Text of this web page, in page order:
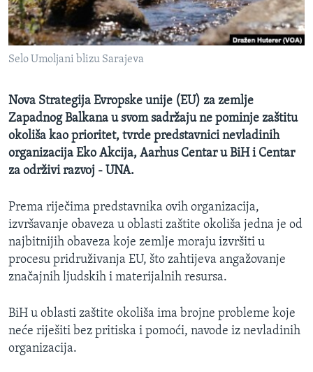
MAGAZIN
O GLASU AMERIKE
PRATITE NAS
Jezici
Selo Umoljani blizu Sarajeva
Nova Strategija Evropske unije (EU) za zemlje
Zapadnog Balkana u svom sadržaju ne pominje zaštitu
okoliša kao prioritet, tvrde predstavnici nevladinih
organizacija Eko Akcija, Aarhus Centar u BiH i Centar
za održivi razvoj - UNA.
Prema riječima predstavnika ovih organizacija,
izvršavanje obaveza u oblasti zaštite okoliša jedna je od
najbitnijih obaveza koje zemlje moraju izvršiti u
procesu pridruživanja EU, što zahtijeva angažovanje
značajnih ljudskih i materijalnih resursa.
BiH u oblasti zaštite okoliša ima brojne probleme koje
neće riješiti bez pritiska i pomoći, navode iz nevladinih
organizacija.